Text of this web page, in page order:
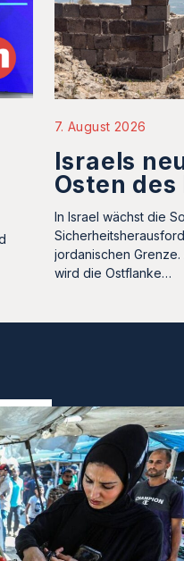
7. August 2026
Israels
Osten des
In Israel wächst die
jordanischen
wird die Ostflanke…